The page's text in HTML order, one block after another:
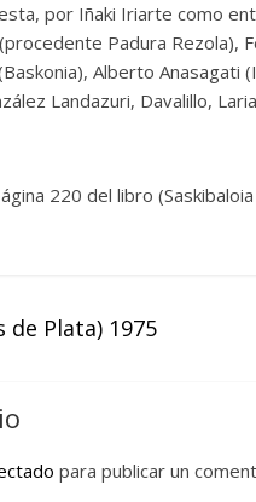
por Iñaki Iriarte como
Padura Rezola),
Alberto
Landazuri, Davalillo,
220 del libro
de Plata) 1975
para publicar un